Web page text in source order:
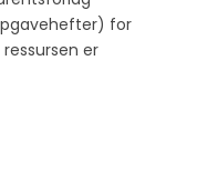
for
er